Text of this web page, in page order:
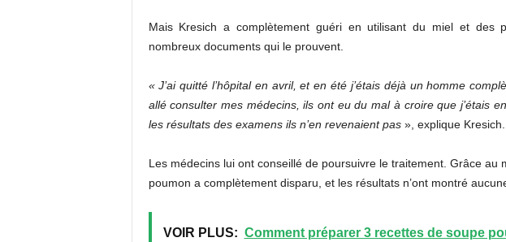
Mais Kresich a complètement guéri en utilisant du miel et des
nombreux documents qui le prouvent.
« J’ai quitté l’hôpital en avril, et en été j’étais déjà un homme
allé consulter mes médecins, ils ont eu du mal à croire que j’étais
les résultats des examens ils n’en revenaient pas », explique Kresich.
Les médecins lui ont conseillé de poursuivre le traitement. Grâce au
poumon a complètement disparu, et les résultats n’ont montré
VOIR PLUS: Comment préparer 3 recettes de soupe